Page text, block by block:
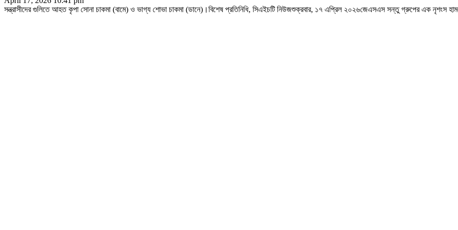
সন্ত্রাসীদের গুলিতে আহত কৃপা সোনা চাকমা (বামে) ও ভাগ্য শোভা চাকমা (ডানে)।বিশেষ প্রতিনিধি, সিএইচটি নিউজশুক্রবার, ১৭ এপ্রিল ২০২৬জেএসএস সন্তু গ্রুপের এক নৃশংস হামলা